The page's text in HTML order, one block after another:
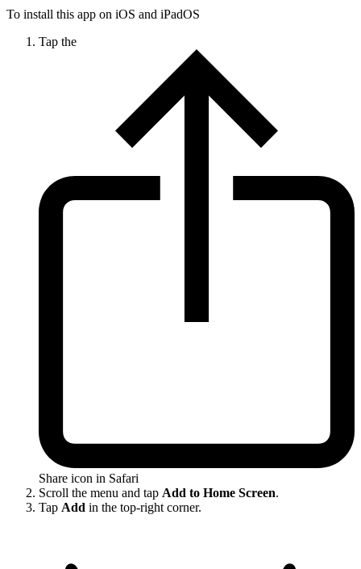
To install this app on iOS and iPadOS
Tap the
Share icon in Safari
Scroll the menu and tap Add to Home Screen.
Tap Add in the top-right corner.